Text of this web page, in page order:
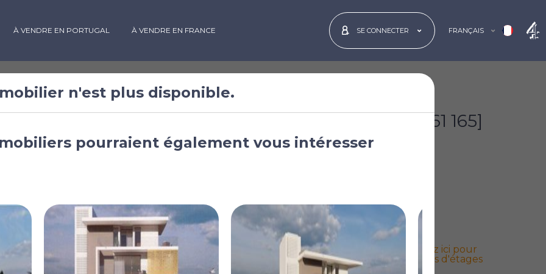
À VENDRE EN PORTUGAL À VENDRE EN FRANCE SE CONNECTER FRANÇAIS
à
[£261 165]
Cliquez ici pour
les plans d'étages
n'est plus disponible.
pourraient également vous intéresser